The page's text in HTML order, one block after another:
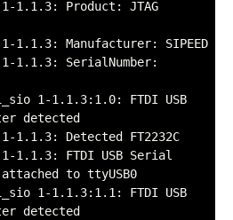
1-1.1.3: Product: JTAG
1-1.1.3: Manufacturer: SIPEED
1-1.1.3: SerialNumber:
1-1.1.3:1.0: FTDI USB
detected
1.1.3: Detected FT2232C
1-1.1.3: FTDI USB Serial
to ttyUSB0
1-1.1.3:1.1: FTDI USB
detected